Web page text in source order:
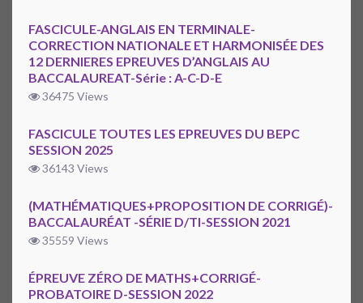
FASCICULE-ANGLAIS EN TERMINALE-
CORRECTION NATIONALE ET HARMONISÉE DES
12 DERNIERES EPREUVES D’ANGLAIS AU
BACCALAUREAT-Série : A-C-D-E
36475 Views
FASCICULE TOUTES LES EPREUVES DU BEPC
SESSION 2025
36143 Views
(MATHÉMATIQUES+PROPOSITION DE CORRIGÉ)-
BACCALAURÉAT -SÉRIE D/TI-SESSION 2021
35559 Views
ÉPREUVE ZÉRO DE MATHS+CORRIGÉ-
PROBATOIRE D-SESSION 2022